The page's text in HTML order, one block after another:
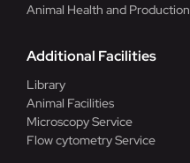
Animal Health and Production
Additional Facilities
Library
Animal Facilities
Microscopy Service
Flow cytometry Service